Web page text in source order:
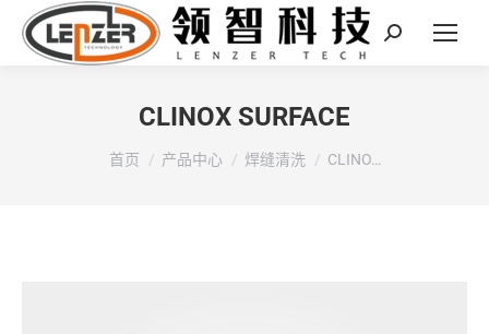
Search:
CLINOX SURFACE
您在这里：
首页 产品中心 焊缝清洗 CLINO…